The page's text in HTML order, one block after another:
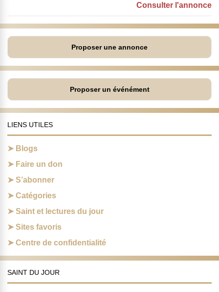
Consulter l'annonce
Proposer une annonce
Proposer un événément
LIENS UTILES
Blogs
Faire un don
S’abonner
Catégories
Saint et lectures du jour
Sites favoris
Centre de confidentialité
SAINT DU JOUR